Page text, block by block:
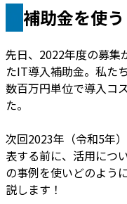
補助金を使
先日、2022年度の募集
たIT導入補助金。私た
数百万円単位で導入コ
た。
次回2023年（令和5年
表する前に、活用につ
の事例を使いどのよう
説します！